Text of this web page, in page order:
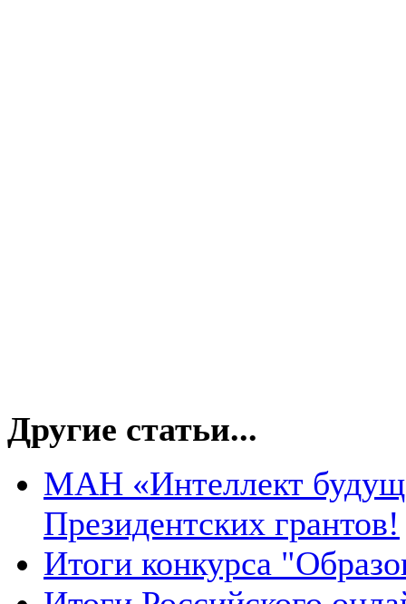
Другие статьи...
МАН «Интеллект
Президентских грантов!
Итоги конкурса